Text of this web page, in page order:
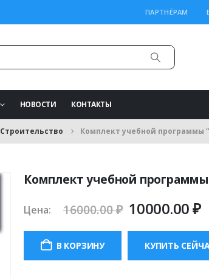
ПАРТНЁРАМ
НОВОСТИ КОНТАКТЫ
Строительство Комплект учебной программы
Комплект учебной
Цена: 16000.00₽
составляла
16000.00 ₽.
10000.00₽
В КОРЗИНУ КУПИТЬ